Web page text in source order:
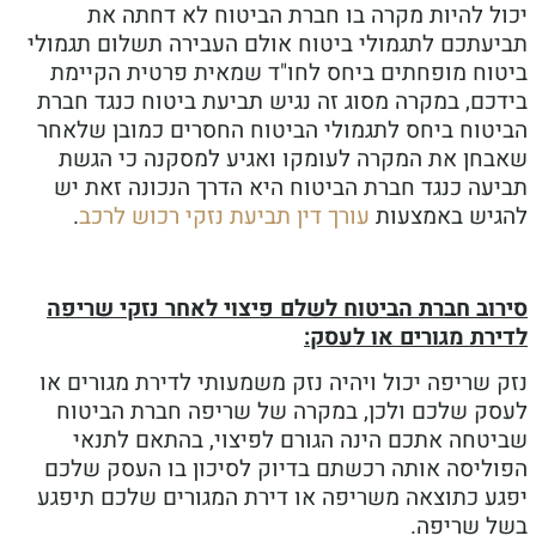
להיות מקרה בו חברת הביטוח לא דחתה את
לתגמולי ביטוח אולם העבירה תשלום תגמולי
מופחתים ביחס לחו"ד שמאית פרטית הקיימת
במקרה מסוג זה נגיש תביעת ביטוח כנגד חברת
ביחס לתגמולי הביטוח החסרים כמובן שלאחר
את המקרה לעומקו ואגיע למסקנה כי הגשת
כנגד חברת הביטוח היא הדרך הנכונה זאת יש
באמצעותעורך דין תביעת נזקי רכוש לרכב.
חברת הביטוח לשלם פיצוי לאחר נזקי שריפה
מגורים או לעסק:
שריפה יכול ויהיה נזק משמעותי לדירת מגורים או
שלכם ולכן, במקרה של שריפה חברת הביטוח
אתכם הינה הגורם לפיצוי, בהתאם לתנאי
אותה רכשתם בדיוק לסיכון בו העסק שלכם
כתוצאה משריפה או דירת המגורים שלכם תיפגע
שריפה.